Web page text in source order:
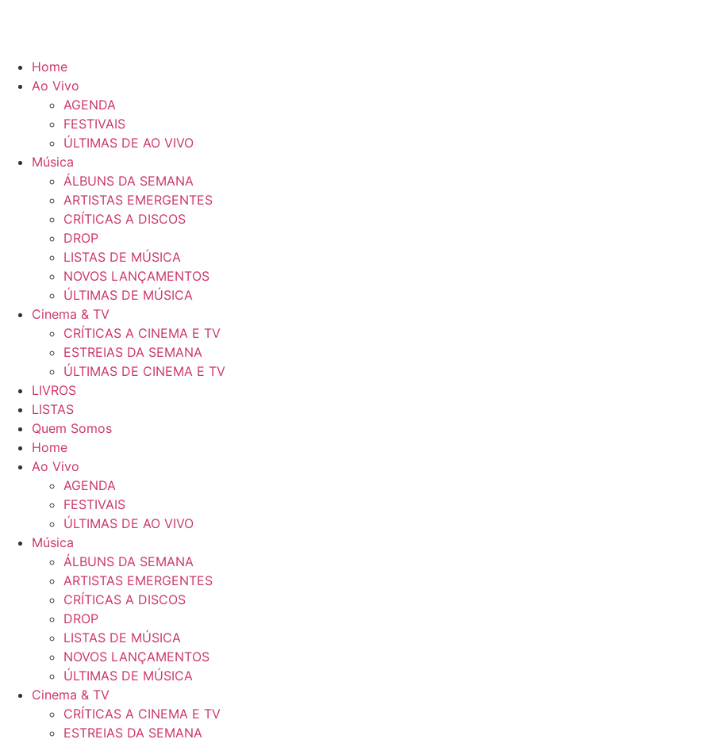
Home
Ao Vivo
AGENDA
FESTIVAIS
ÚLTIMAS DE AO VIVO
Música
ÁLBUNS DA SEMANA
ARTISTAS EMERGENTES
CRÍTICAS A DISCOS
DROP
LISTAS DE MÚSICA
NOVOS LANÇAMENTOS
ÚLTIMAS DE MÚSICA
Cinema & TV
CRÍTICAS A CINEMA E TV
ESTREIAS DA SEMANA
ÚLTIMAS DE CINEMA E TV
LIVROS
LISTAS
Quem Somos
Home
Ao Vivo
AGENDA
FESTIVAIS
ÚLTIMAS DE AO VIVO
Música
ÁLBUNS DA SEMANA
ARTISTAS EMERGENTES
CRÍTICAS A DISCOS
DROP
LISTAS DE MÚSICA
NOVOS LANÇAMENTOS
ÚLTIMAS DE MÚSICA
Cinema & TV
CRÍTICAS A CINEMA E TV
ESTREIAS DA SEMANA